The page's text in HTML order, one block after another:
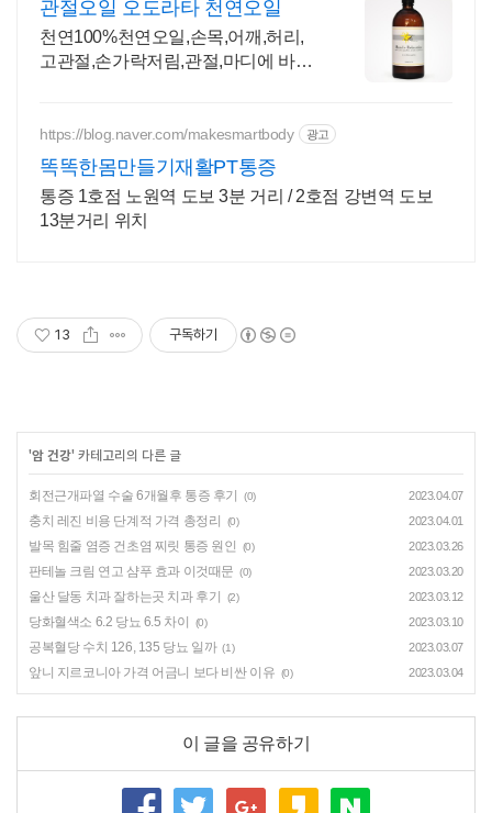
관절오일 오도라타 천연오일
천연100%천연오일,손목,어깨,허리,
고관절,손가락저림,관절,마디에 바르
https://blog.naver.com/makesmartbody 광고
똑똑한몸만들기재활PT통증
통증 1호점 노원역 도보 3분 거리 / 2호점 강변역 도보
13분거리 위치
13 구독하기
'암 건강' 카테고리의 다른 글
회전근개파열 수술 6개월후 통증 후기 (0) 2023.04.07
충치 레진 비용 단계적 가격 총정리 (0) 2023.04.01
발목 힘줄 염증 건초염 찌릿 통증 원인 (0) 2023.03.26
판테놀 크림 연고 샴푸 효과 이것때문 (0) 2023.03.20
울산 달동 치과 잘하는곳 치과 후기 (2) 2023.03.12
당화혈색소 6.2 당뇨 6.5 차이 (0) 2023.03.10
공복혈당 수치 126, 135 당뇨 일까 (1) 2023.03.07
앞니 지르코니아 가격 어금니 보다 비싼 이유 (0) 2023.03.04
이 글을 공유하기